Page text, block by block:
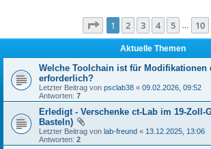
Seite 1von 10
1 2 3 4 5 10
Aktuelle Themen
Welche Toolchain ist für Modifikationen
erforderlich?
Letzter Beitrag von psclab38 « 09.02.2026, 09:52
Antworten: 7
Erledigt - Verschenke ct-Lab im 19-Zoll-
Basteln)
Letzter Beitrag von lab-freund « 13.12.2025, 13:06
Antworten: 2